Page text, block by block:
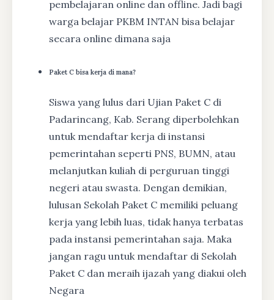
pembelajaran online dan offline. Jadi bagi
warga belajar PKBM INTAN bisa belajar
secara online dimana saja
Paket C bisa kerja di mana?
Siswa yang lulus dari Ujian Paket C di
Padarincang, Kab. Serang diperbolehkan
untuk mendaftar kerja di instansi
pemerintahan seperti PNS, BUMN, atau
melanjutkan kuliah di perguruan tinggi
negeri atau swasta. Dengan demikian,
lulusan Sekolah Paket C memiliki peluang
kerja yang lebih luas, tidak hanya terbatas
pada instansi pemerintahan saja. Maka
jangan ragu untuk mendaftar di Sekolah
Paket C dan meraih ijazah yang diakui oleh
Negara